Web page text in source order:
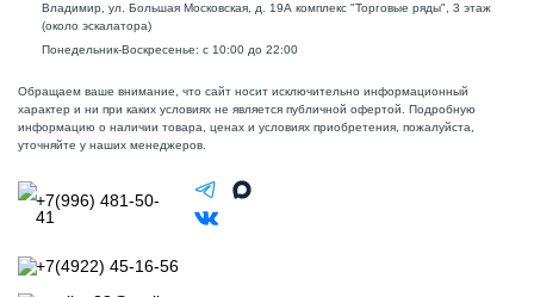
Владимир, ул. Большая Московская, д. 19А комплекс "Торговые ряды", 3 этаж
(около эскалатора)
Понедельник-Воскресенье: с 10:00 до 22:00
Обращаем ваше внимание, что сайт носит исключительно информационный
характер и ни при каких условиях не является публичной офертой. Подробную
информацию о наличии товара, ценах и условиях приобретения, пожалуйста,
уточняйте у наших менеджеров.
+7(996) 481-50-
41
+7(4922) 45-16-56